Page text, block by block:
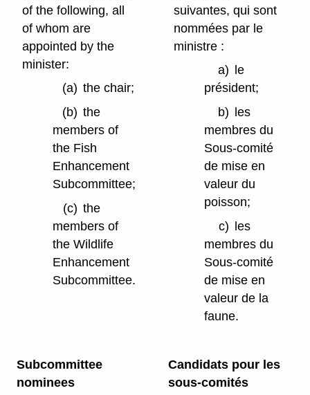
of the following, all
of whom are
appointed by the
minister:
(a) the chair;
(b) the
members of
the Fish
Enhancement
Subcommittee;
(c) the
members of
the Wildlife
Enhancement
Subcommittee.
suivantes, qui sont
nommées par le
ministre :
a)
le
président;
b)
les
membres du
Sous-comité
de mise en
valeur du
poisson;
c)
les
membres du
Sous-comité
de mise en
valeur de la
faune.
Subcommittee
nominees
Candidats pour les
sous-comités